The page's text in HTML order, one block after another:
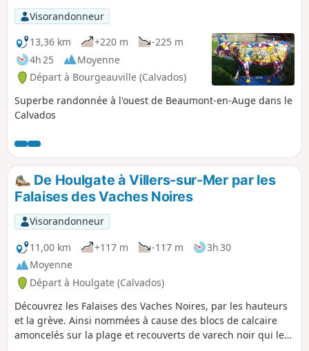
Visorandonneur
13,36 km
+220 m
-225 m
4h 25
Moyenne
Départ à Bourgeauville (Calvados)
Superbe randonnée à l'ouest de Beaumont-en-Auge dans le
Calvados
De Houlgate à Villers-sur-Mer par les
Falaises des Vaches Noires
Visorandonneur
11,00 km
+117 m -117 m
3h 30
Moyenne
Départ à Houlgate (Calvados)
Découvrez les Falaises des Vaches Noires, par les hauteurs
et la grève. Ainsi nommées à cause des blocs de calcaire
amoncelés sur la plage et recouverts de varech noir qui les